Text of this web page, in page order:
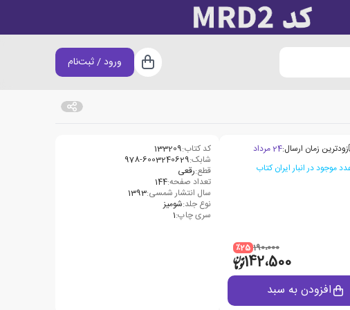
سبد خرید
ورود / ثبت‌نام
زودترین زمان ارسال:24 مرداد
190،000 ٪25
142،500
افزودن به سبد
کد کتاب:133209
شابک:978-6003240629
قطع:رقعی
تعداد صفحه:144
سال انتشار شمسی:1393
نوع جلد:شومیز
سری چاپ:1